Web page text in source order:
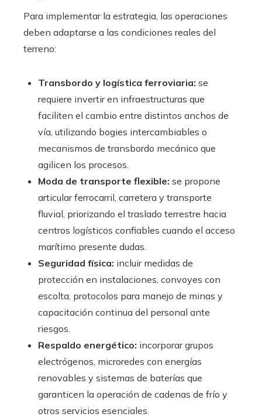
Para implementar la estrategia, las operaciones
deben adaptarse a las condiciones reales del
terreno:
Transbordo y logística ferroviaria: se
requiere invertir en infraestructuras que
faciliten el cambio entre distintos anchos de
vía, utilizando bogies intercambiables o
mecanismos de transbordo mecánico que
agilicen los procesos.
Moda de transporte flexible: se propone
articular ferrocarril, carretera y transporte
fluvial, priorizando el traslado terrestre hacia
centros logísticos confiables cuando el acceso
marítimo presente dudas.
Seguridad física: incluir medidas de
protección en instalaciones, convoyes con
escolta, protocolos para manejo de minas y
capacitación continua del personal ante
riesgos.
Respaldo energético: incorporar grupos
electrógenos, microredes con energías
renovables y sistemas de baterías que
garanticen la operación de cadenas de frío y
otros servicios esenciales.